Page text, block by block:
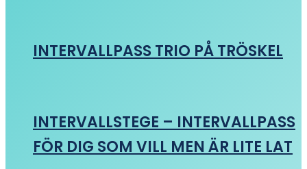
INTERVALLPASS TRIO PÅ TRÖSKEL
INTERVALLSTEGE – INTERVALLPASS
FÖR DIG SOM VILL MEN ÄR LITE LAT